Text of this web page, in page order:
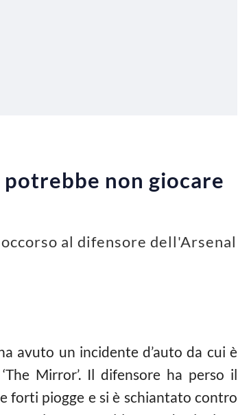
non giocare
al difensore dell'Arsenal
avuto un incidente d’auto da cui è
Mirror’. Il difensore ha perso il
forti piogge e si è schiantato contro